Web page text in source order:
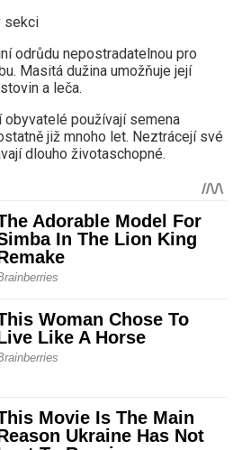
odrůdu nepostradatelnou pro
Masitá dužina umožňuje její
a leča.
používají semena
již mnoho let. Neztrácejí své
dlouho životaschopné.